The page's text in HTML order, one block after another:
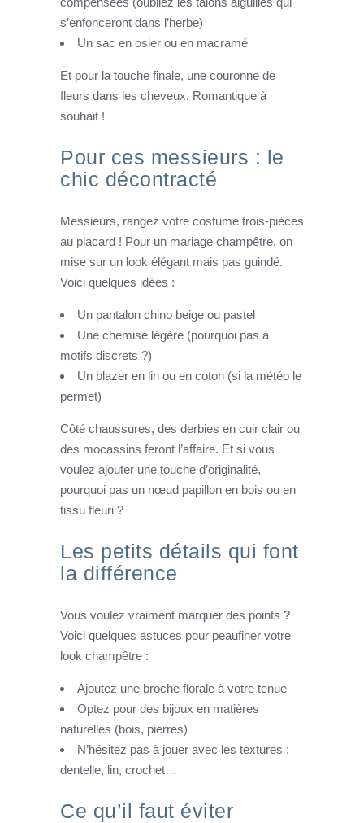
s’enfonceront dans l’herbe)
Un sac en osier ou en macramé
Et pour la touche finale, une couronne de
fleurs dans les cheveux. Romantique à
souhait !
Pour ces messieurs : le
chic décontracté
Messieurs, rangez votre costume trois-pièces
au placard ! Pour un mariage champêtre, on
mise sur un look élégant mais pas guindé.
Voici quelques idées :
Un pantalon chino beige ou pastel
Une chemise légère (pourquoi pas à
motifs discrets ?)
Un blazer en lin ou en coton (si la météo le
permet)
Côté chaussures, des derbies en cuir clair ou
des mocassins feront l’affaire. Et si vous
voulez ajouter une touche d’originalité,
pourquoi pas un nœud papillon en bois ou en
tissu fleuri ?
Les petits détails qui font
la différence
Vous voulez vraiment marquer des points ?
Voici quelques astuces pour peaufiner votre
look champêtre :
Ajoutez une broche florale à votre tenue
Optez pour des bijoux en matières
naturelles (bois, pierres)
N’hésitez pas à jouer avec les textures :
dentelle, lin, crochet…
Ce qu’il faut éviter